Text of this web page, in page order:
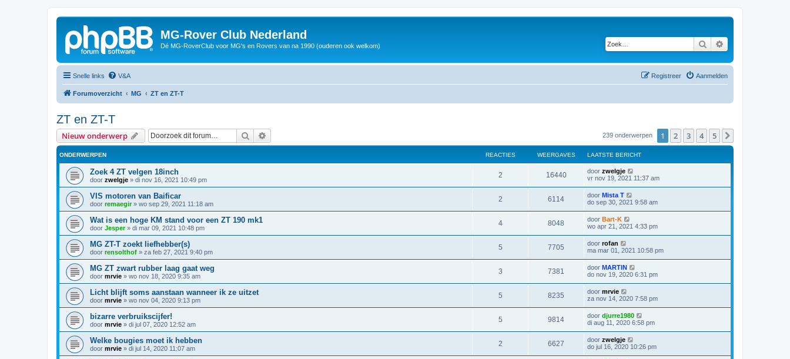
MG-Rover Club Nederland
Dé MG-RoverClub voor MG's en Rovers van na 1990 (ouderen ook welkom) Zoek
Snelle links V&A Aanmelden
Registreer
Forumoverzicht MG ZT en ZT-T
ZT en ZT-T
Nieuw onderwerp Zoek 239 onderwerpen 1 2 3 4 5
ONDERWERPEN REACTIES WEERGAVES LAATSTE BERICHT
Zoek 4 ZT velgen 18inch
door zwelgje » di nov 16, 2021 10:49 pm
2 16440 door zwelgje
vr nov 19, 2021 11:37 am
VIS motoren van Baificar
door remaegir» wo sep 29, 2021 11:18 am
2 6114 door Mista T
do sep 30, 2021 9:58 am
Wat is een hoge KM stand voor een ZT 190 mk1
door Jesper» di mar 09, 2021 10:48 pm
4 8048 door Bart-K
wo apr 21, 2021 4:33 pm
MG ZT-T zoekt liefhebber(s)
door rensolthof » za feb 27, 2021 9:40 pm
5 7705 door rofan
ma mar 01, 2021 10:58 pm
MG ZT zwart rubber laag gaat weg
door mrvie » wo nov 18, 2020 9:35 am
3 7381 door MARTIN
do nov 19, 2020 6:31 pm
Licht blijft soms aanstaan wanneer ik ze uitzet
door mrvie » wo nov 04, 2020 9:13 pm
5 8235 door mrvie
za nov 14, 2020 7:58 pm
bizarre verbruikscijfer!
door mrvie » di jul 07, 2020 12:52 am
5 9814 door djurre1980
di aug 11, 2020 6:58 pm
Welke bougies moet ik hebben
door mrvie » di jul 14, 2020 11:07 am
2 6627 door zwelgje
do jul 16, 2020 10:26 pm